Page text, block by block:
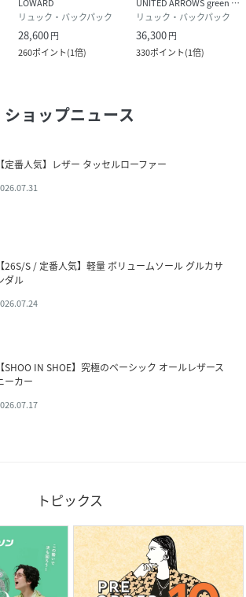
リュック・バックパック
28,600円
260ポイント(1倍)
リュック・バックパック
36,300円
330ポイント(1倍)
ショップニュース
【定番人気】レザー タッセルローファー
【26S/S / 定番人気】軽量 ボリュームソール グルカサ
ダル
【SHOO IN SHOE】究極のベーシック オールレザース
ーカー
トピックス